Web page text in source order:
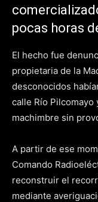
pocas horas
El hecho fue
propietaria de la
desconocidos
calle Río
machimbre sin
A partir de ese
Comando
reconstruir el
mediante